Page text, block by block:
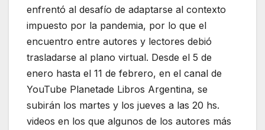
enfrentó al desafío de adaptarse al contexto
impuesto por la pandemia, por lo que el
encuentro entre autores y lectores debió
trasladarse al plano virtual. Desde el 5 de
enero hasta el 11 de febrero, en el canal de
YouTube Planetade Libros Argentina, se
subirán los martes y los jueves a las 20 hs.
videos en los que algunos de los autores más